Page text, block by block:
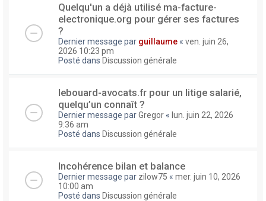
Quelqu'un a déjà utilisé ma-facture-
electronique.org pour gérer ses factures
?
Dernier message par guillaume « ven. juin 26,
2026 10:23 pm
Posté dans Discussion générale
lebouard-avocats.fr pour un litige salarié,
quelqu’un connaît ?
Dernier message parGregor « lun. juin 22, 2026
9:36 am
Posté dans Discussion générale
Incohérence bilan et balance
Dernier message par zilow75 « mer. juin 10, 2026
10:00 am
Posté dans Discussion générale